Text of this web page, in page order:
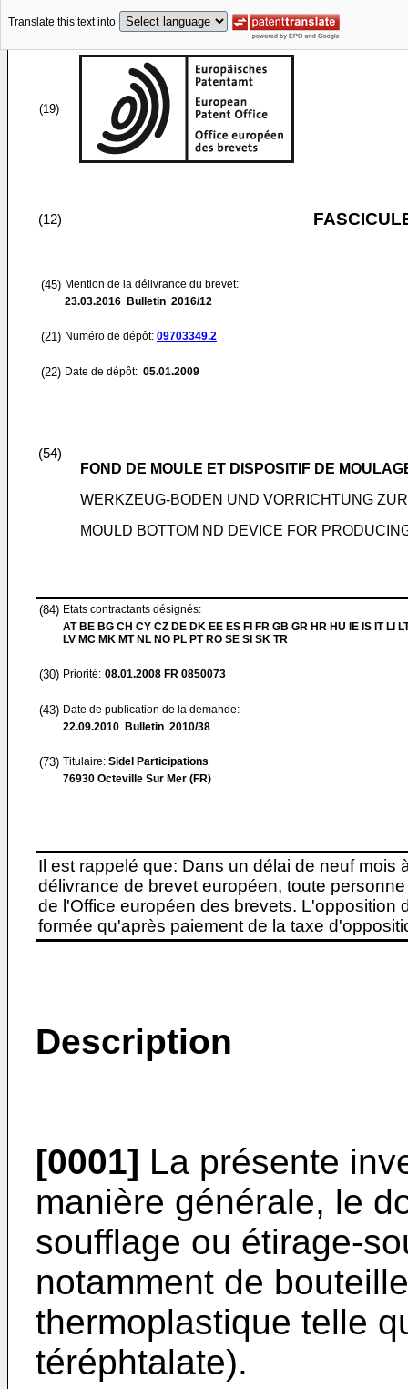
Translate this text into
(19)
(12)
(45) Mention de la délivrance du brevet:
23.03.2016 Bulletin 2016/12
(21) Numéro de dépôt: 09703349.2
(22) Date de dépôt: 05.01.2009
(54)
FOND DE MOULE ET DISPOSITIF DE
WERKZEUG-BODEN UND VORRICHTUNG
MOULD BOTTOM ND DEVICE FOR
(84) Etats contractants désignés:
AT BE BG CH CY CZ DE DK EE ES FI FR GB GR HR HU IE IS IT LI
LV MC MK MT NL NO PL PT RO SE SI SK TR
(30) Priorité: 08.01.2008 FR 0850073
(43) Date de publication de la demande:
22.09.2010 Bulletin 2010/38
(73) Titulaire: Sidel Participations
76930 Octeville Sur Mer (FR)
Il est rappelé que: Dans un délai de neuf
délivrance de brevet européen, toute
de l'Office européen des brevets. L'opposition
formée qu'après paiement de la taxe
Description
[0001] La présente
manière générale, le
soufflage ou étirage-
notamment de
thermoplastique telle
téréphtalate).